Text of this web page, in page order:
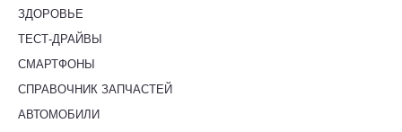
ЗДОРОВЬЕ
ТЕСТ-ДРАЙВЫ
СМАРТФОНЫ
СПРАВОЧНИК ЗАПЧАСТЕЙ
АВТОМОБИЛИ